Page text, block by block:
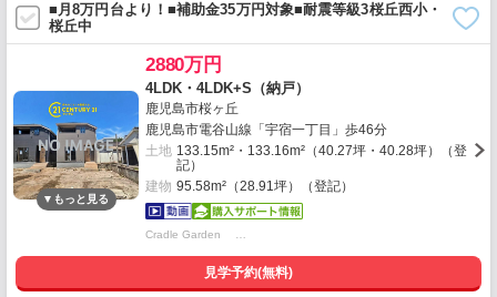
■月8万円台より！■補助金35万円対象■耐震等級3桜丘西小・
桜丘中
2880万円
4LDK・4LDK+S（納戸）
鹿児島市桜ヶ丘
鹿児島市電谷山線「宇宿一丁目」歩46分
土地 133.15m²・133.16m²（40.27坪・40.28坪）（登
記）
建物 95.58m²（28.91坪）（登記）
Cradle Garden …
見学予約(無料)